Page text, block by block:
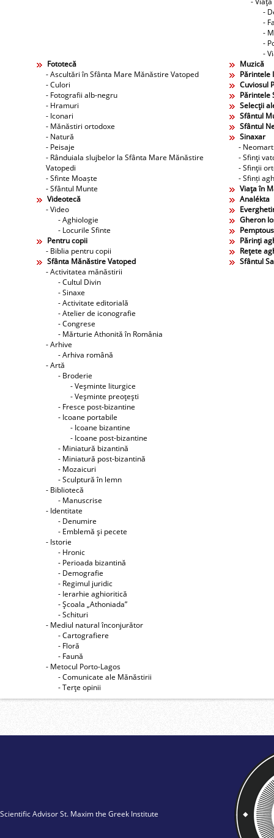
-
-
-
-
-
Fototecă
- Ascultări în Sfânta Mare Mănăstire Vatoped
- Culori
- Fotografii alb-negru
- Hramuri
- Iconari
- Mănăstiri ortodoxe
- Natură
- Peisaje
- Rânduiala slujbelor la Sfânta Mare Mănăstire
Vatopedi
- Sfinte Moaște
- Sfântul Munte
Muzică
Părintele
Cuviosul
Părintele
Selecţii
Sfântul
Sfântul
Sinaxar
-
- Sfinţi
- Sfinţii
- Sfinți
Viaţa în
Videotecă
- Video
- Aghiologie
- Locurile Sfinte
Analékta
Gheron
Pentru copii
- Biblia pentru copii
Părinţi
Reţete
Sfânta Mănăstire Vatoped
- Activitatea mănăstirii
- Cultul Divin
- Sinaxe
- Activitate editorială
- Atelier de iconografie
- Congrese
- Mărturie Athonită în România
- Arhive
- Arhiva română
- Artă
- Broderie
- Veşminte liturgice
- Veşminte preoţeşti
- Fresce post-bizantine
- Icoane portabile
- Icoane bizantine
- Icoane post-bizantine
- Miniatură bizantină
- Miniatură post-bizantină
- Mozaicuri
- Sculptură în lemn
- Bibliotecă
- Manuscrise
- Identitate
- Denumire
- Emblemă şi pecete
- Istorie
- Hronic
- Perioada bizantină
- Demografie
- Regimul juridic
- Ierarhie aghioritică
- Şcoala „Athoniada”
- Schituri
- Mediul natural înconjurător
- Cartografiere
- Floră
- Faună
- Metocul Porto-Lagos
- Comunicate ale Mănăstirii
- Terţe opinii
Sfântul
Scientific Advisor St. Maxim the Greek Institute